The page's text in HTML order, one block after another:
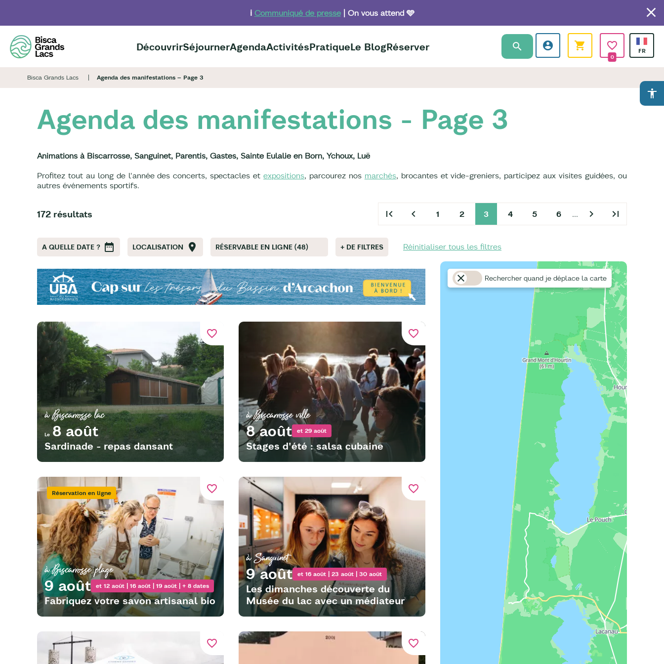
contenu
principal
ℹ️ Communiqué de presse| On vous attend 🩵
DécouvrirSéjournerAgendaActivitésPratiqueLe BlogRéserver
0
Bisca Grands Lacs Agenda des manifestations – Page 3
accessibility
Agenda des manifestations - Page 3
Animations à Biscarrosse, Sanguinet, Parentis, Gastes, Sainte Eulalie en Born, Ychoux, Luë
Profitez tout au long de l'année des concerts, spectacles etexpositions, parcourez nos marchés, brocantes et vide-greniers, participez aux visites guidées, ou
autres événements sportifs.
172 résultats first_page chevron_left 1 2 3 4 5 6 … chevron_right last_page
A QUELLE DATE ? LOCALISATION RÉSERVABLE EN LIGNE (48) + DE FILTRES Réinitialiser tous les filtres
favorite_border
à Biscarrosse lac
Le8 août
Sardinade - repas dansant
favorite_border
à Biscarrosse ville
8 août et 29 août
Stages d'été : salsa cubaine
favorite_border
Réservation en ligne
à Biscarrosse plage
9 août et 12 août | 16 août | 19 août | + 8 dates
Fabriquez votre savon artisanal bio
favorite_border
à Sanguinet
9 août et 16 août | 23 août | 30 août
Les dimanches découverte du
Musée du lac avec un médiateur
favorite_border favorite_border
Rechercher quand je déplace la carte